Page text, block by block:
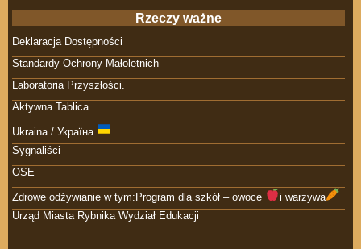
Rzeczy ważne
Deklaracja Dostępności
Standardy Ochrony Małoletnich
Laboratoria Przyszłości.
Aktywna Tablica
Ukraina / Україна
Sygnaliści
OSE
Zdrowe odżywianie w tym:Program dla szkół – owoce
i warzywa
Urząd Miasta Rybnika Wydział Edukacji